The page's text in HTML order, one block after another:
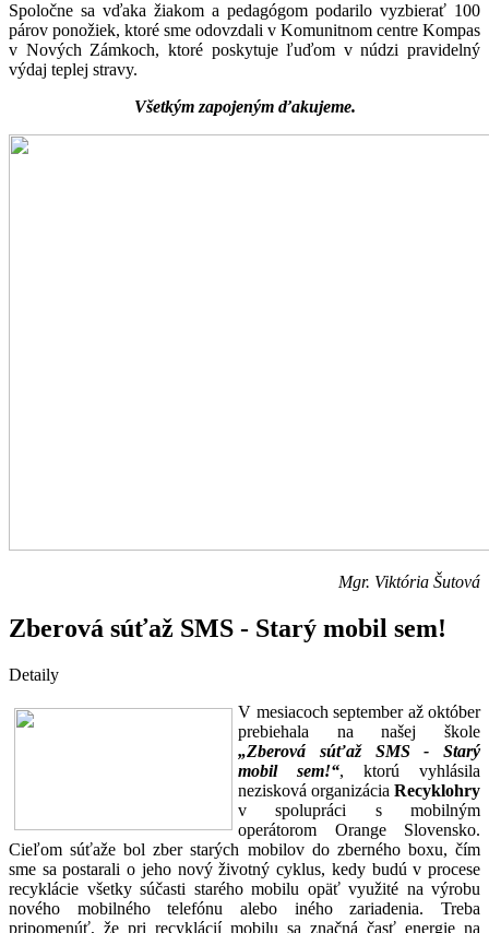
Spoločne sa vďaka žiakom a pedagógom podarilo vyzbierať 100
párov ponožiek, ktoré sme odovzdali v Komunitnom centre Kompas
v Nových Zámkoch, ktoré poskytuje ľuďom v núdzi pravidelný
výdaj teplej stravy.
Všetkým zapojeným ďakujeme.
Mgr. Viktória Šutová
Zberová súťaž SMS - Starý mobil sem!
Detaily
V mesiacoch september až október
prebiehala na našej škole
„Zberová súťaž SMS - Starý
mobil sem!“, ktorú vyhlásila
nezisková organizácia Recyklohry
v spolupráci s mobilným
operátorom Orange Slovensko.
Cieľom súťaže bol zber starých mobilov do zberného boxu, čím
sme sa postarali o jeho nový životný cyklus, kedy budú v procese
recyklácie všetky súčasti starého mobilu opäť využité na výrobu
nového mobilného telefónu alebo iného zariadenia. Treba
pripomenúť, že pri recyklácií mobilu sa značná časť energie na